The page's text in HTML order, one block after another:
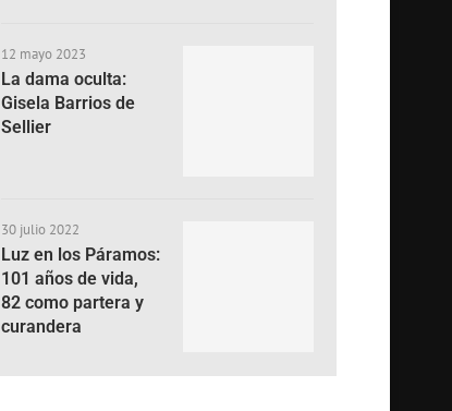
12 mayo 2023
La dama oculta:
Gisela Barrios de
Sellier
30 julio 2022
Luz en los Páramos:
101 años de vida,
82 como partera y
curandera